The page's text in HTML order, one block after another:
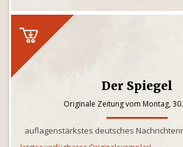
Der Spiegel
Originale Zeitung vom Montag,
auflagenstärkstes deutsches